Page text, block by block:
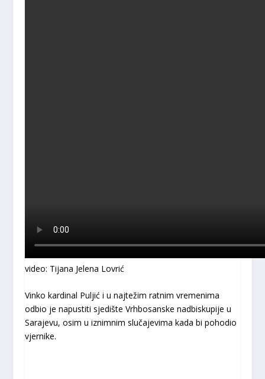
video: Tijana Jelena Lovrić
Vinko kardinal Puljić i u najtežim ratnim vremenima
odbio je napustiti sjedište Vrhbosanske nadbiskupije u
Sarajevu, osim u iznimnim slučajevima kada bi pohodio
vjernike.